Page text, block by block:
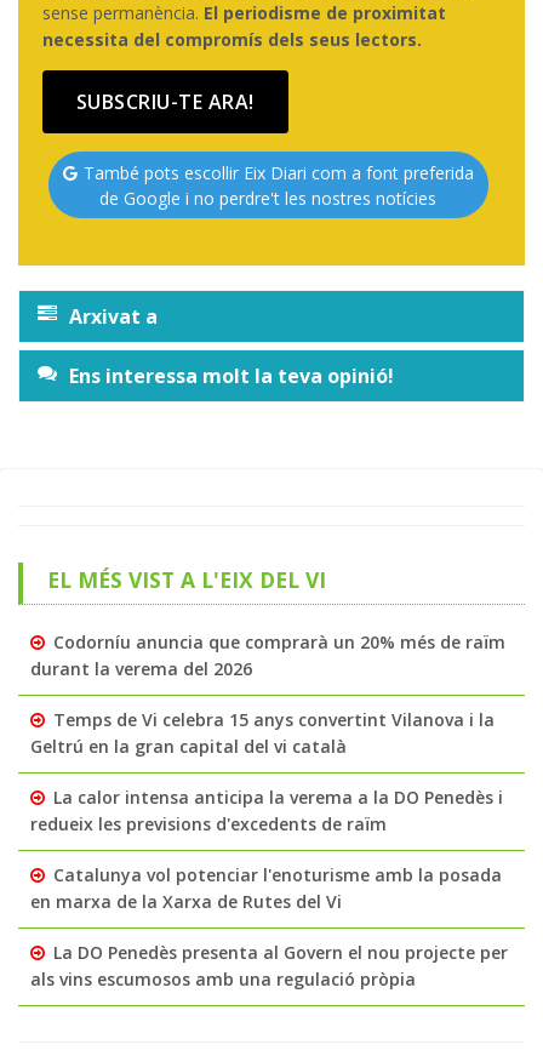
sense permanència. El periodisme de proximitat
necessita del compromís dels seus lectors.
SUBSCRIU-TE ARA!
També pots escollir Eix Diari com a font preferida
de Google i no perdre't les nostres notícies
Arxivat a
Ens interessa molt la teva opinió!
EL MÉS VIST A L'EIX DEL VI
Codorníu anuncia que comprarà un 20% més de raïm
durant la verema del 2026
Temps de Vi celebra 15 anys convertint Vilanova i la
Geltrú en la gran capital del vi català
La calor intensa anticipa la verema a la DO Penedès i
redueix les previsions d'excedents de raïm
Catalunya vol potenciar l'enoturisme amb la posada
en marxa de la Xarxa de Rutes del Vi
La DO Penedès presenta al Govern el nou projecte per
als vins escumosos amb una regulació pròpia